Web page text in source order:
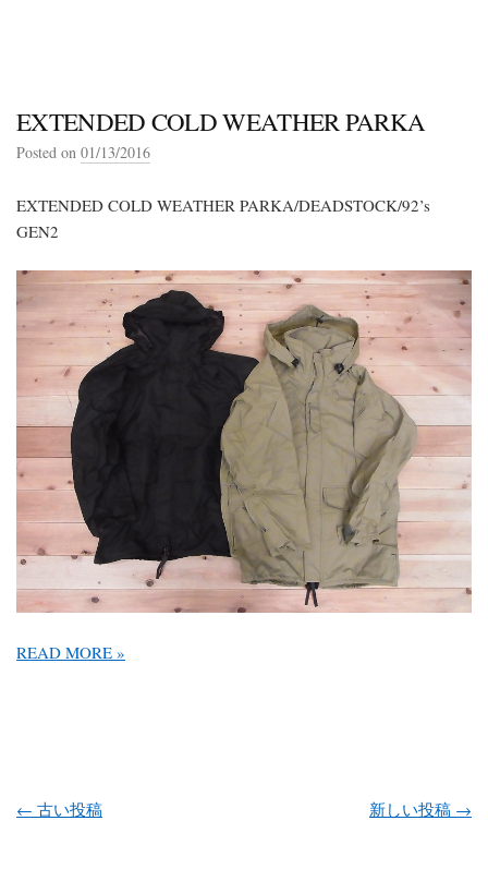
EXTENDED COLD WEATHER PARKA
Posted on 01/13/2016
EXTENDED COLD WEATHER PARKA/DEADSTOCK/92’s
GEN2
READ MORE »
投稿ナビゲーション
← 古い投稿 新しい投稿 →